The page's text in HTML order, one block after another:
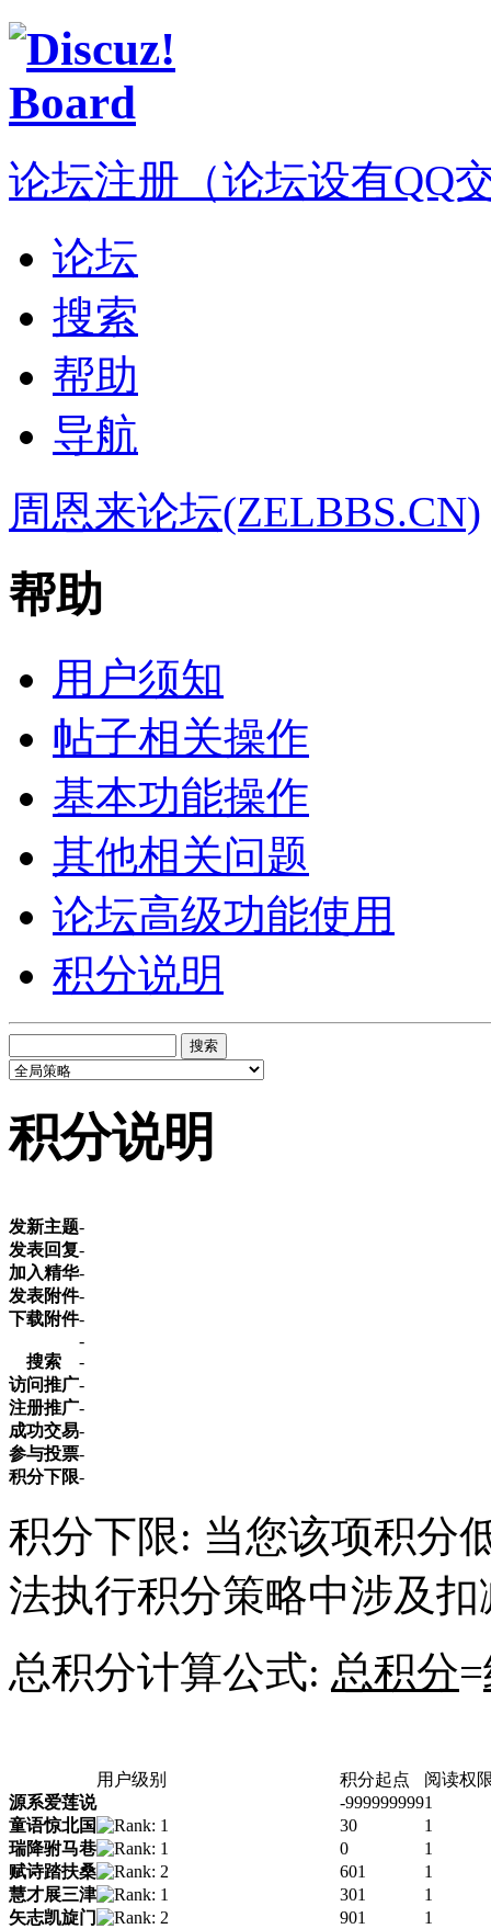
论坛注册（论坛设有QQ
论坛
搜索
帮助
导航
周恩来论坛(ZELBBS.CN)
帮助
用户须知
帖子相关操作
基本功能操作
其他相关问题
论坛高级功能使用
积分说明
搜索
积分说明
发新主题-
发表回复-
加入精华-
发表附件-
下载附件-
-
搜索
-
访问推广-
注册推广-
成功交易-
参与投票-
积分下限-
积分下限: 当您该项积分
法执行积分策略中涉及
总积分计算公式: 总积分=
用户级别 积分起点
阅读权
源系爱莲说
-9999999991
童语惊北国
30
1
瑞降驸马巷
0
1
赋诗踏扶桑
601
1
慧才展三津
301
1
矢志凯旋门
901
1